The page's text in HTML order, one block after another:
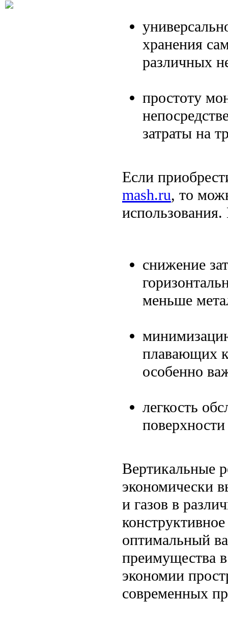
хранения
различных
простоту
затраты на
Если
mash.ru, то
снижение
меньше
плавающих
особенно
легкость
Вертикальные
экономически
и газов в
оптимальный
преимущества
экономии
современных